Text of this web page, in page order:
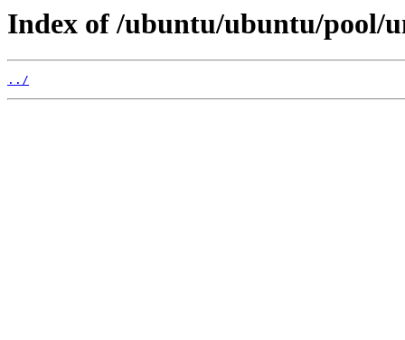
Index of /ubuntu/ubuntu/pool/
../